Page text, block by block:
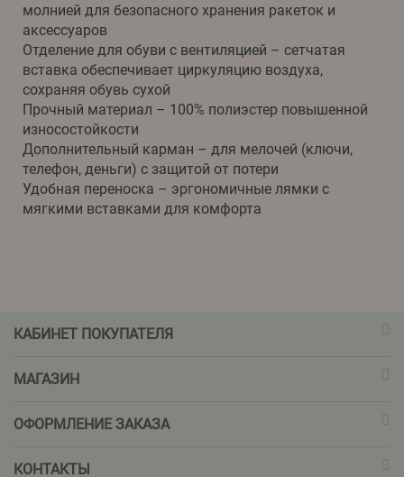
молнией для безопасного хранения ракеток и
аксессуаров
Отделение для обуви с вентиляцией – сетчатая
вставка обеспечивает циркуляцию воздуха,
сохраняя обувь сухой
Прочный материал – 100% полиэстер повышенной
износостойкости
Дополнительный карман – для мелочей (ключи,
телефон, деньги) с защитой от потери
Удобная переноска – эргономичные лямки с
мягкими вставками для комфорта
КАБИНЕТ ПОКУПАТЕЛЯ
МАГАЗИН
ОФОРМЛЕНИЕ ЗАКАЗА
КОНТАКТЫ